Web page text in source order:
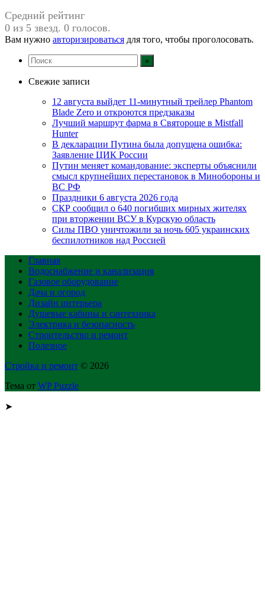
Средний рейтинг
0 из 5 звезд. 0 голосов.
Вам нужно авторизироваться для того, чтобы проголосовать.
Свежие записи
12 августа выйдет 11-минутный трейлер Phantom
Blade Zero и откроются предзаказы
Лучший маршрут фарма в Святороще в Mistfall
Hunter
В декларации Путина была допущена ошибка:
Заявление ЦИК России
Путин меняет командование: эксперты объяснили
смысл крупнейших перестановок в Минобороны и
ВС РФ
Праздники 6 августа 2026 года
СКР сообщил о 640 погибших мирных жителях
при вторжении ВСУ в Курскую область
Силы ПВО уничтожили за ночь 605 украинских
беспилотников над Россией
Главная
Водоснабжение и канализация
Газовое оборудование
Дача и огород
Дизайн интерьера
Душевые кабины и сантехника
Электрика и безопасность
Строительство и ремонт
Полезное
Стройка и ремонт © 2026
Тема от WP Puzzle
➤